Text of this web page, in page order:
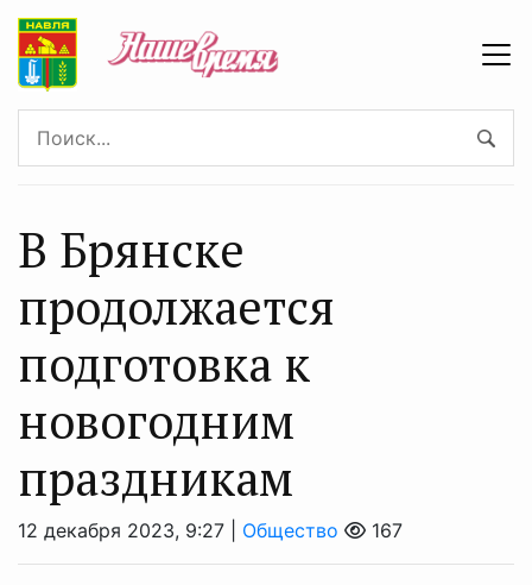
В Брянске
продолжается
подготовка к
новогодним
праздникам
12 декабря 2023, 9:27 | Общество 167